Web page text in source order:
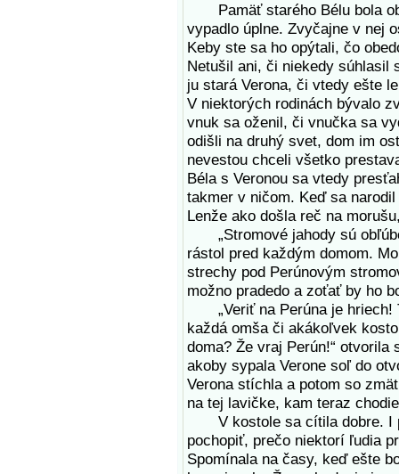
Pamäť starého Bélu bola
vypadlo úplne. Zvyčajne v nej
Keby ste sa ho opýtali, čo
Netušil ani, či niekedy
ju stará Verona, či vtedy ešte
V niektorých rodinách bývalo
vnuk sa oženil, či vnučka sa
odišli na druhý svet, dom im
nevestou chceli všetko
Béla s Veronou sa vtedy
takmer v ničom. Keď sa
Lenže ako došla reč na
„Stromové jahody sú
rástol pred každým domom.
strechy pod Perúnovým
možno pradedo a zoťať by ho
„Veriť na Perúna je hriech!
každá omša či akákoľvek
doma? Že vraj Perún!“
akoby sypala Verone soľ do
Verona stíchla a potom so
na tej lavičke, kam teraz
V kostole sa cítila dobre. I
pochopiť, prečo niektorí ľudia
Spomínala na časy, keď ešte